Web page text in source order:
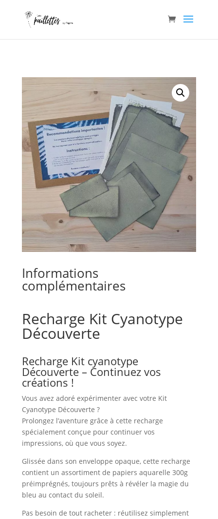
Informations
complémentaires
Recharge Kit Cyanotype
Découverte
Recharge Kit cyanotype
Découverte – Continuez vos
créations !
Vous avez adoré expérimenter avec votre Kit
Cyanotype Découverte ?
Prolongez l’aventure grâce à cette recharge
spécialement conçue pour continuer vos
impressions, où que vous soyez.
Glissée dans son enveloppe opaque, cette recharge
contient un assortiment de papiers aquarelle 300g
préimprégnés, toujours prêts à révéler la magie du
bleu au contact du soleil.
Pas besoin de tout racheter : réutilisez simplement